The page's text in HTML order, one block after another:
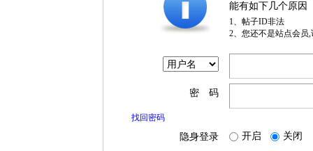
能有如下几个原因
1、帖子ID非法
2、您还不是站点会员
密 码
找回密码
隐身登录 开启 关闭